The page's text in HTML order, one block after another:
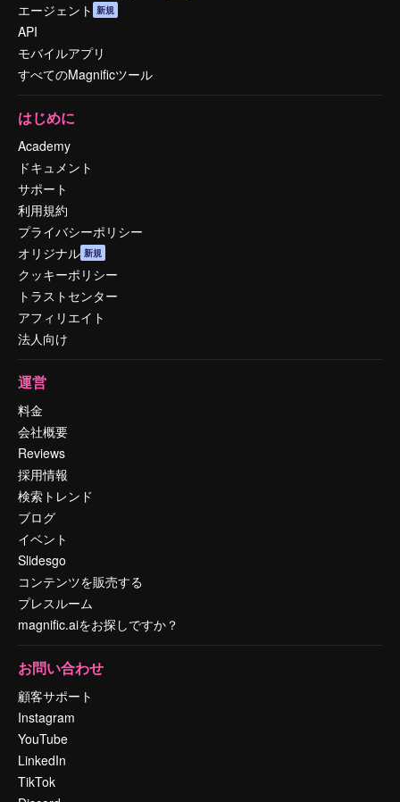
エージェント 新規
API
モバイルアプリ
すべてのMagnificツール
はじめに
Academy
ドキュメント
サポート
利用規約
プライバシーポリシー
オリジナル 新規
クッキーポリシー
トラストセンター
アフィリエイト
法人向け
運営
料金
会社概要
Reviews
採用情報
検索トレンド
ブログ
イベント
Slidesgo
コンテンツを販売する
プレスルーム
magnific.aiをお探しですか？
お問い合わせ
顧客サポート
Instagram
YouTube
LinkedIn
TikTok